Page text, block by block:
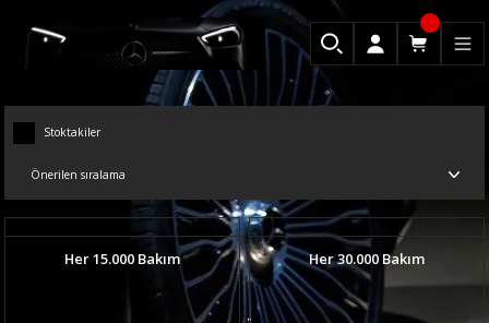
Stoktakiler
Her 15.000 Bakım Her 30.000 Bakım